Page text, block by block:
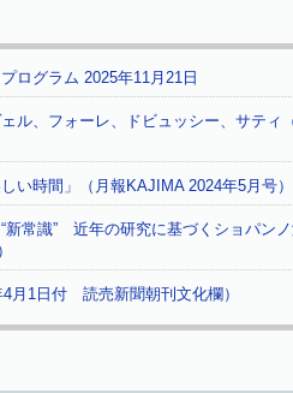
ログラム 2025年11月21日
ル、フォーレ、ドビュッシー、サティ
い時間」（月報KAJIMA 2024年5月号）
新常識” 近年の研究に基づくショパン
4月1日付 読売新聞朝刊文化欄）